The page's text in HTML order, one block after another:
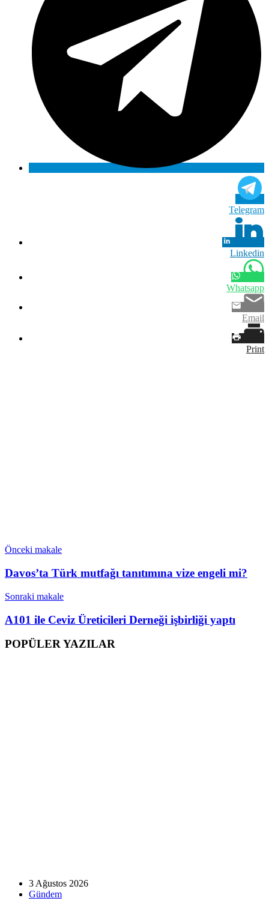
Telegram
Linkedin
Whatsapp
Email
Print
Önceki makale
Davos’ta Türk mutfağı tanıtımına vize engeli mi?
Sonraki makale
A101 ile Ceviz Üreticileri Derneği işbirliği yaptı
POPÜLER YAZILAR
3 Ağustos 2026
Gündem